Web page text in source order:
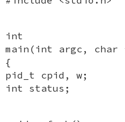
int
main(int argc, char
{
pid_t cpid, w;
int status;